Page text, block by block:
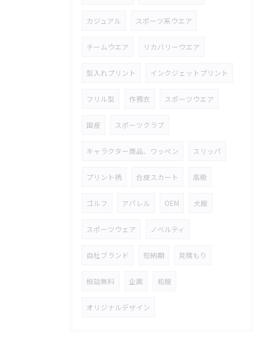
カジュアル スポーツ系ウエア
チームウエア リカバリーウエア
型入れプリント インクジェットプリント
フリル型 作務衣 スポーツウエア
国産 スポーツクラブ
キャラクター商品、ワッペン スリッパ
プリント柄 合皮スカート 高級
ゴルフ アパレル OEM 犬服
スポーツウェア ノベルティ
自社ブランド 短納期 見積もり
相談無料 企画 和服
オリジナルデザイン